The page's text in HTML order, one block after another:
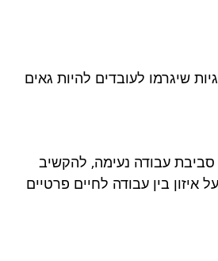
שיגרמו לעובדים להיות גאים
עבודה נעימה, להקשיב
בין עבודה לחיים פרטיים